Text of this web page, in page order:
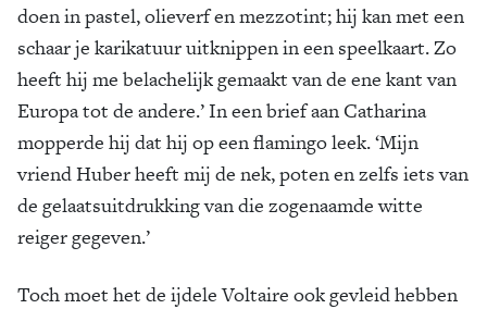
doen in pastel, olieverf en mezzotint; hij kan met een
schaar je karikatuur uitknippen in een speelkaart. Zo
heeft hij me belachelijk gemaakt van de ene kant van
Europa tot de andere.’ In een brief aan Catharina
mopperde hij dat hij op een flamingo leek. ‘Mijn
vriend Huber heeft mij de nek, poten en zelfs iets van
de gelaatsuitdrukking van die zogenaamde witte
reiger gegeven.’
Toch moet het de ijdele Voltaire ook gevleid hebben